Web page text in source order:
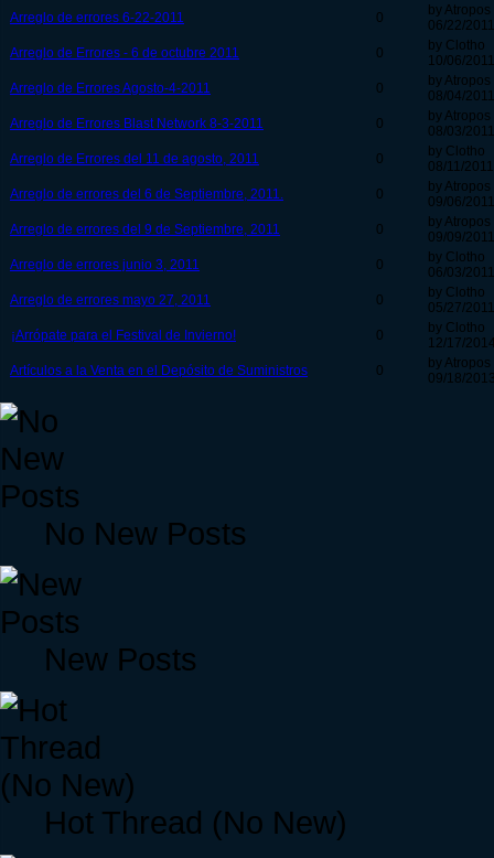
Arreglo de errores 6-22-2011
0
by Atropos
06/22/
Arreglo de Errores - 6 de octubre 2011
0
by Clotho
10/06/
Arreglo de Errores Agosto-4-2011
0
by Atropos
08/04/
Arreglo de Errores Blast Network 8-3-2011
0
by Atropos
08/03/
Arreglo de Errores del 11 de agosto, 2011
0
by Clotho
08/11/
Arreglo de errores del 6 de Septiembre, 2011.
0
by Atropos
09/06/
Arreglo de errores del 9 de Septiembre, 2011
0
by Atropos
09/09/
Arreglo de errores junio 3, 2011
0
by Clotho
06/03/
Arreglo de errores mayo 27, 2011
0
by Clotho
05/27/
¡Arrópate para el Festival de Invierno!
0
by Clotho
12/17/
Artículos a la Venta en el Depósito de Suministros
0
by Atropos
09/18/
No New Posts
New Posts
Hot Thread (No New)